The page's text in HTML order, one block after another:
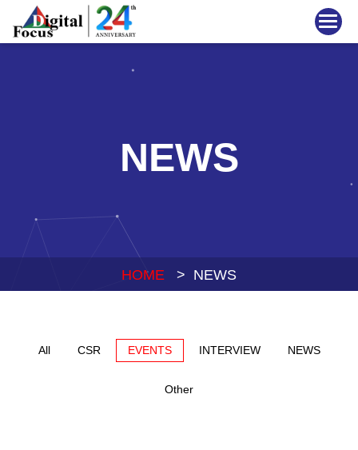
NEWS
HOME > NEWS
All CSR EVENTS INTERVIEW NEWS
Other